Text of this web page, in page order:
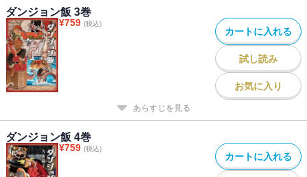
ダンジョン飯 3巻
¥759 (税込)
カートに入れる
試し読み
お気に入り
あらすじを見る
ダンジョン飯 4巻
¥759 (税込)
カートに入れる